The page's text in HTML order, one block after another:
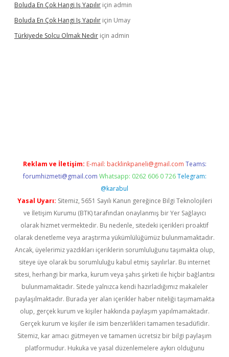
Boluda En Çok Hangi Iş Yapılır için admin
Boluda En Çok Hangi Iş Yapılır için Umay
Türkiyede Solcu Olmak Nedir için admin
Reklam ve İletişim: E-mail: backlinkpaneli@gmail.com Teams:
forumhizmeti@gmail.com Whatsapp: 0262 606 0 726 Telegram:
@karabul
Yasal Uyarı: Sitemiz, 5651 Sayılı Kanun gereğince Bilgi Teknolojileri
ve İletişim Kurumu (BTK) tarafından onaylanmış bir Yer Sağlayıcı
olarak hizmet vermektedir. Bu nedenle, sitedeki içerikleri proaktif
olarak denetleme veya araştırma yükümlülüğümüz bulunmamaktadır.
Ancak, üyelerimiz yazdıkları içeriklerin sorumluluğunu taşımakta olup,
siteye üye olarak bu sorumluluğu kabul etmiş sayılırlar. Bu internet
sitesi, herhangi bir marka, kurum veya şahıs şirketi ile hiçbir bağlantısı
bulunmamaktadır. Sitede yalnızca kendi hazırladığımız makaleler
paylaşılmaktadır. Burada yer alan içerikler haber niteliği taşımamakta
olup, gerçek kurum ve kişiler hakkında paylaşım yapılmamaktadır.
Gerçek kurum ve kişiler ile isim benzerlikleri tamamen tesadüfidir.
Sitemiz, kar amacı gütmeyen ve tamamen ücretsiz bir bilgi paylaşım
platformudur. Hukuka ve yasal düzenlemelere aykırı olduğunu